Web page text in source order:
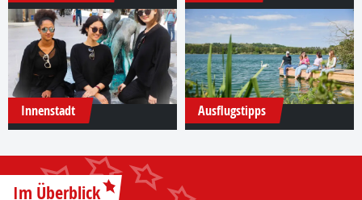
Innenstadt Ausflugstipps
Im Überblick